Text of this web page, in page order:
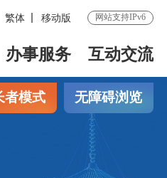
繁体 移动版 网站支持IPv6
办事服务 互动交流
者模式 无障碍浏览